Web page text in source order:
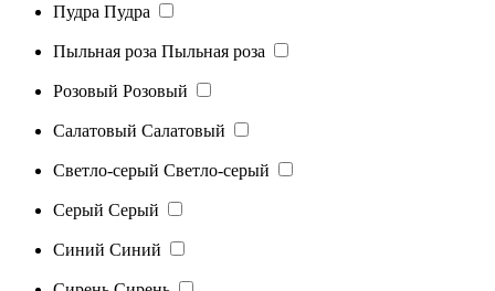
Пудра Пудра
Пыльная роза Пыльная роза
Розовый Розовый
Салатовый Салатовый
Светло-серый Светло-серый
Серый Серый
Синий Синий